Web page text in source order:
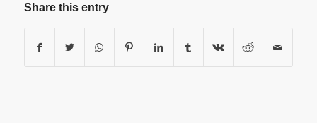
Share this entry